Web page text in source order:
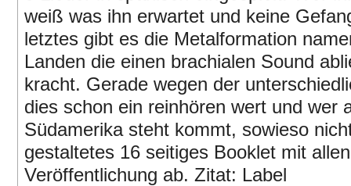
weiß was ihn erwartet und keine
letztes gibt es die Metalformation
Landen die einen brachialen Sound
kracht. Gerade wegen der
dies schon ein reinhören wert und wer
Südamerika steht kommt, sowieso
gestaltetes 16 seitiges Booklet mit
Veröffentlichung ab. Zitat: Label